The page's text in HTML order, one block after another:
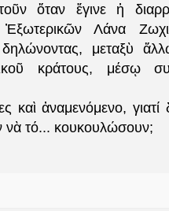
ὅταν ἔγινε ἡ
Λάνα
δηλώνοντας, μεταξὺ
κράτους, μέσῳ
καὶ ἀναμενόμενο,
νὰ τό... κουκουλώσουν;